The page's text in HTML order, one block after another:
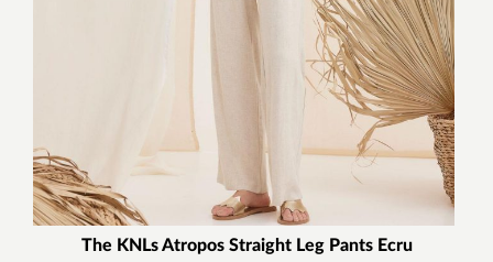
The KNLs Atropos Straight Leg Pants Ecru